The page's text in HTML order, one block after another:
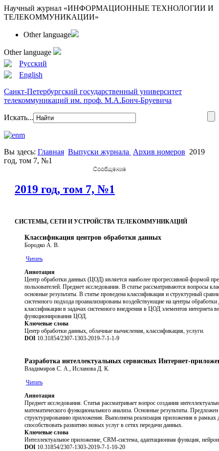
Научный журнал «ИНФОРМАЦИОННЫЕ ТЕХНОЛОГИИ И
ТЕЛЕКОММУНИКАЦИИ»
Other language
Other language
Русский
English
Санкт-Петербургский государственный университет
телекоммуникаций им. проф. М.А.Бонч-Бруевича
Искать...
Вы здесь: Главная Выпуски журнала Архив номеров 2019
год, том 7, №1
Сообщение
2019 год, том 7, №1
СИСТЕМЫ, СЕТИ И УСТРОЙСТВА ТЕЛЕКОММУНИКАЦИЙ
Классификация центров обработки данных
Бородко А. В.
Читать
Аннотация
Центр обработки данных (ЦОД) является наиболее прогрессивной формой
пользователей. Предмет исследования. В статье рассматриваются вопросы
основные результаты. В статье проведена классификация и структурный
системного подхода проанализированы воздействующие на центры
классификации в задачах системного внедрения в ЦОД элементов
функционирования ЦОД.
Ключевые слова
Центр обработки данных, облачные вычисления, классификация, услуги.
DOI 10.31854/2307-1303-2019-7-1-1-9
Разработка интеллектуальных сервисных Интернет-
Владимиров С. А., Исланова Д. К.
Читать
Аннотация
Предмет исследования. Статья рассматривает вопрос создания
математического функционального анализа. Основные результаты.
структурированию приложения. Выполнена реализация приложения в рамках
способствовать развитию новых услуг в сетях передачи данных.
Ключевые слова
Интеллектуальное приложение, CRM-система, адаптационная функция,
DOI 10.31854/2307-1303-2019-7-1-10-20